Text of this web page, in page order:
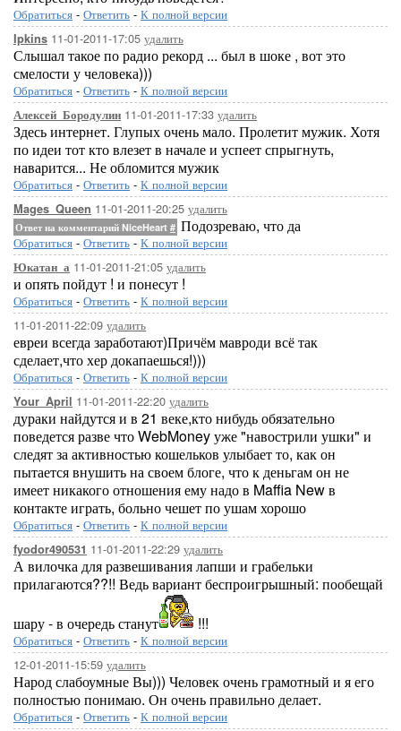
Обратиться - Ответить - К полной версии
Ipkins 11-01-2011-17:05 удалить
Слышал такое по радио рекорд ... был в шоке , вот это
смелости у человека)))
Обратиться - Ответить - К полной версии
Алексей_Бородулин 11-01-2011-17:33 удалить
Здесь интернет. Глупых очень мало. Пролетит мужик. Хотя
по идеи тот кто влезет в начале и успеет спрыгнуть,
наварится... Не обломится мужик
Обратиться - Ответить - К полной версии
Mages_Queen 11-01-2011-20:25 удалить
Ответ на комментарий NiceHeart # Подозреваю, что да
Обратиться - Ответить - К полной версии
Юкатан_а 11-01-2011-21:05 удалить
и опять пойдут ! и понесут !
Обратиться - Ответить - К полной версии
11-01-2011-22:09 удалить
евреи всегда заработают)Причём мавроди всё так
сделает,что хер докапаешься!)))
Обратиться - Ответить - К полной версии
Your_April 11-01-2011-22:20 удалить
дураки найдутся и в 21 веке,кто нибудь обязательно
поведется разве что WebMoney уже "навострили ушки" и
следят за активностью кошельков улыбает то, как он
пытается внушить на своем блоге, что к деньгам он не
имеет никакого отношения ему надо в Maffia New в
контакте играть, больно чешет по ушам хорошо
Обратиться - Ответить - К полной версии
fyodor490531 11-01-2011-22:29 удалить
А вилочка для развешивания лапши и грабельки
прилагаются??!! Ведь вариант беспроигрышный: пообещай
шару - в очередь станут
!!!
Обратиться - Ответить - К полной версии
12-01-2011-15:59 удалить
Народ слабоумные Вы))) Человек очень грамотный и я его
полностью понимаю. Он очень правильно делает.
Обратиться - Ответить - К полной версии